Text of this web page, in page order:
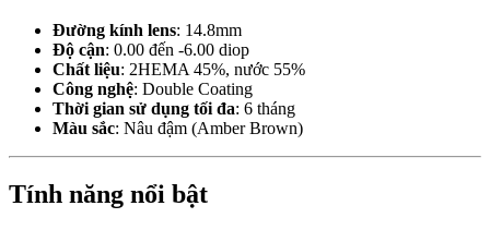
Đường kính lens: 14.8mm
Độ cận: 0.00 đến -6.00 diop
Chất liệu: 2HEMA 45%, nước 55%
Công nghệ: Double Coating
Thời gian sử dụng tối đa: 6 tháng
Màu sắc: Nâu đậm (Amber Brown)
Tính năng nổi bật